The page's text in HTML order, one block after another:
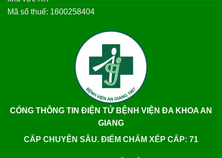
Mã số thuế: 1600258404
CỔNG THÔNG TIN ĐIỆN TỬ BỆNH VIỆN ĐA KHOA AN
GIANG
CẤP CHUYÊN SÂU. ĐIỂM CHẤM XẾP CẤP: 71